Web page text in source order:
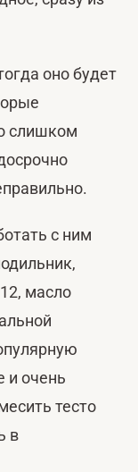
оно будет
слишком
с ним
масло
и очень
тесто
в